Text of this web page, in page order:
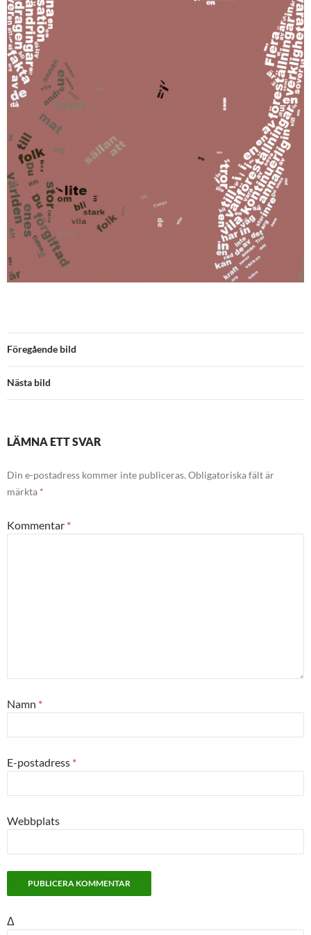
Föregående bild
Nästa bild
LÄMNA ETT SVAR
Din e-postadress kommer inte publiceras.Obligatoriska fält är
märkta *
Kommentar *
Namn *
E-postadress *
Webbplats
Δ